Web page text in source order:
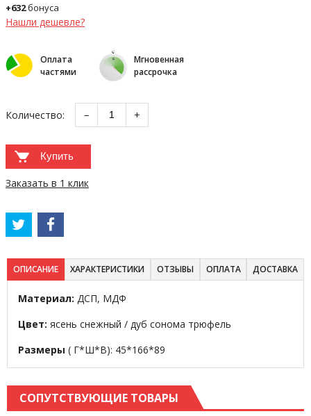
+632бонуса
Нашли дешевле?
Оплата
частями
Мгновенная
рассрочка
Количество: − +
Купить
Заказать в 1 клик
ОПИСАНИЕ ХАРАКТЕРИСТИКИ ОТЗЫВЫ ОПЛАТА ДОСТАВКА
Материал: ДСП, МДФ
Цвет: ясень снежный / дуб сонома трюфель
Размеры ( Г*Ш*В): 45*166*89
СОПУТСТВУЮЩИЕ ТОВАРЫ